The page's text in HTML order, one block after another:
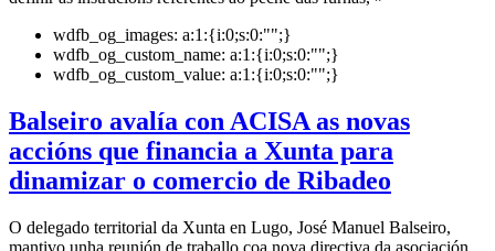
wdfb_og_images: a:1:{i:0;s:0:"";}
wdfb_og_custom_name: a:1:{i:0;s:0:"";}
wdfb_og_custom_value: a:1:{i:0;s:0:"";}
Balseiro avalía con ACISA as novas
accións que financia a Xunta para
dinamizar o comercio de Ribadeo
O delegado territorial da Xunta en Lugo, José Manuel Balseiro,